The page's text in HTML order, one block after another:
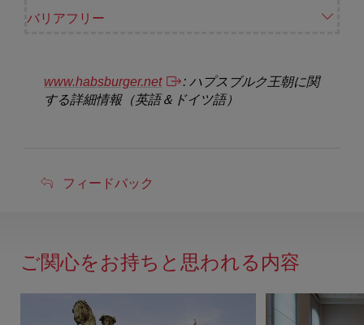
バリアフリー
www.habsburger.net
: ハプスブルク王朝に関
する詳細情報（英語＆ドイツ語）
フ
ド
フィードバック
ご関心をお持ちと思われる内容